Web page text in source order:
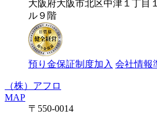
大阪府大阪市北区中津１丁目
ル９階
預り金保証制度加入 会社情報
（株）アフロ
MAP
〒550-0014